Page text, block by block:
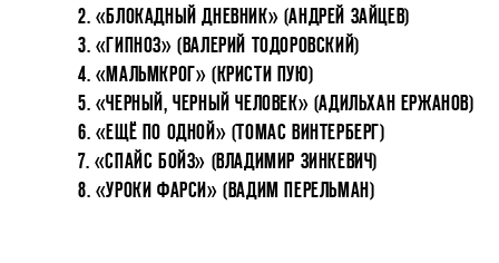
2. «БЛОКАДНЫЙ ДНЕВНИК» (АНДРЕЙ ЗАЙЦЕВ)
3. «ГИПНОЗ» (ВАЛЕРИЙ ТОДОРОВСКИЙ)
4. «МАЛЬМКРОГ» (КРИСТИ ПУЮ)
5. «ЧЕРНЫЙ, ЧЕРНЫЙ ЧЕЛОВЕК» (АДИЛЬХАН ЕРЖАНОВ)
6. «ЕЩЁ ПО ОДНОЙ» (ТОМАС ВИНТЕРБЕРГ)
7. «СПАЙС БОЙЗ» (ВЛАДИМИР ЗИНКЕВИЧ)
8. «УРОКИ ФАРСИ» (ВАДИМ ПЕРЕЛЬМАН)